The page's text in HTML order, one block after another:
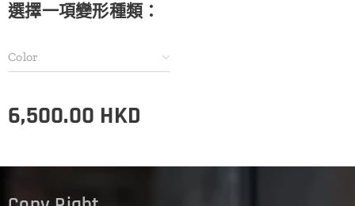
選擇一項變形種類：
Color
6,500.00 HKD